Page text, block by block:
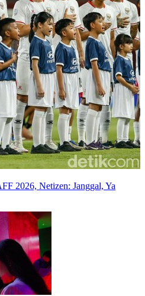
2026, Netizen: Janggal, Ya